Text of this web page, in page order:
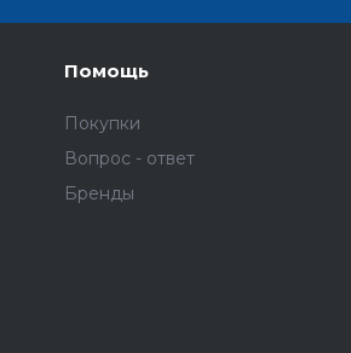
Помощь
Покупки
Вопрос - ответ
Бренды